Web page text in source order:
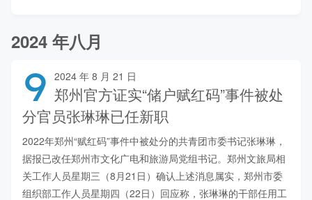
2024 年八月
9 2024 年 8 月 21 日
郑州官方证实“储户赋红码”事件被处
分官员张琳琳已任新职
2022年郑州“赋红码”事件中被处分的共青团市委书记张琳琳，
据报已改任郑州市文化广电和旅游局党组书记。郑州文旅局相
关工作人员星期三（8月21日）确认上述消息属实，郑州市委
组织部工作人员星期四（22日）回应称，张琳琳的干部任用工